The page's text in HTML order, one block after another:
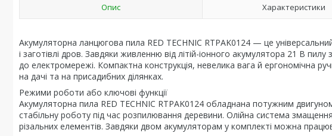
Опис Характеристики
Акумуляторна ланцюгова пила RED TECHNIC RTPAK0124 — це
і заготівлі дров. Завдяки живленню від літій-іонного акумулятора 21 В
до електромережі. Компактна конструкція, невелика вага й ергономічна
на дачі та на присадибних ділянках.
Режими роботи або ключові функції
Акумуляторна пила RED TECHNIC RTPAK0124 обладнана потужним
стабільну роботу під час розпилювання деревини. Олійна система
різальних елементів. Завдяки двом акумуляторам у комплекті можна